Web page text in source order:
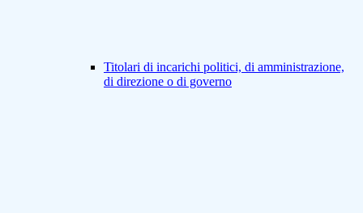
Titolari di incarichi politici, di amministrazione,
di direzione o di governo